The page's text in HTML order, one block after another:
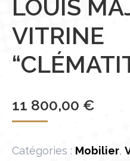
LOUIS
VITRINE
11 800,00 €
Catégories : Mobilier,